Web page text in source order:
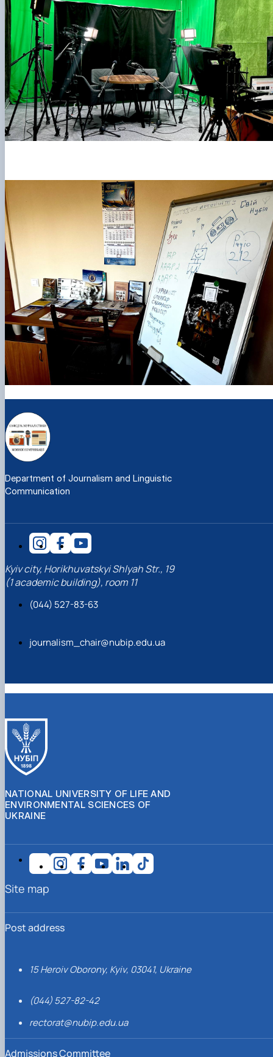
Department of Journalism and Linguistic
Communication
Kyiv city, Horikhuvatskyi Shlyah Str., 19
(1 academic building), room 11
(044) 527-83-63
journalism_chair@nubip.edu.ua
NATIONAL UNIVERSITY OF LIFE AND
ENVIRONMENTAL SCIENCES OF
UKRAINE
Post address
15 Heroiv Oborony, Kyiv, 03041, Ukraine
(044) 527-82-42
rectorat@nubip.edu.ua
Admissions Committee
Site map